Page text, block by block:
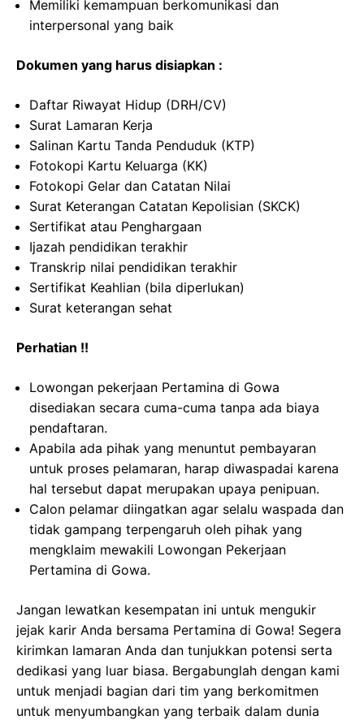
Memiliki kemampuan berkomunikasi dan
interpersonal yang baik
Dokumen yang harus disiapkan :
Daftar Riwayat Hidup (DRH/CV)
Surat Lamaran Kerja
Salinan Kartu Tanda Penduduk (KTP)
Fotokopi Kartu Keluarga (KK)
Fotokopi Gelar dan Catatan Nilai
Surat Keterangan Catatan Kepolisian (SKCK)
Sertifikat atau Penghargaan
Ijazah pendidikan terakhir
Transkrip nilai pendidikan terakhir
Sertifikat Keahlian (bila diperlukan)
Surat keterangan sehat
Perhatian !!
Lowongan pekerjaan Pertamina di Gowa
disediakan secara cuma-cuma tanpa ada biaya
pendaftaran.
Apabila ada pihak yang menuntut pembayaran
untuk proses pelamaran, harap diwaspadai karena
hal tersebut dapat merupakan upaya penipuan.
Calon pelamar diingatkan agar selalu waspada dan
tidak gampang terpengaruh oleh pihak yang
mengklaim mewakili Lowongan Pekerjaan
Pertamina di Gowa.
Jangan lewatkan kesempatan ini untuk mengukir
jejak karir Anda bersama Pertamina di Gowa! Segera
kirimkan lamaran Anda dan tunjukkan potensi serta
dedikasi yang luar biasa. Bergabunglah dengan kami
untuk menjadi bagian dari tim yang berkomitmen
untuk menyumbangkan yang terbaik dalam dunia